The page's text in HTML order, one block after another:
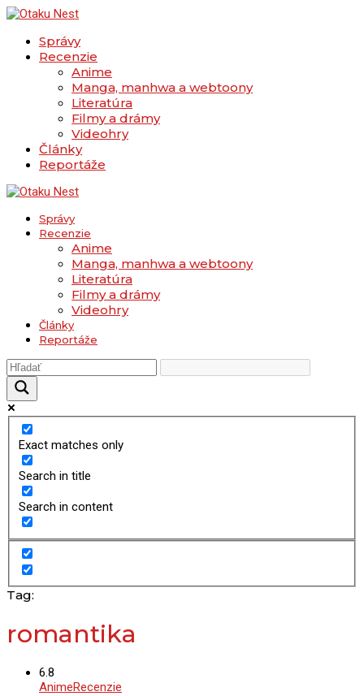
Správy
Recenzie
Anime
Manga, manhwa a webtoony
Literatúra
Filmy a drámy
Videohry
Články
Reportáže
Správy
Recenzie
Anime
Manga, manhwa a webtoony
Literatúra
Filmy a drámy
Videohry
Články
Reportáže
Exact matches only
Search in title
Search in content
Tag:
romantika
6.8
AnimeRecenzie